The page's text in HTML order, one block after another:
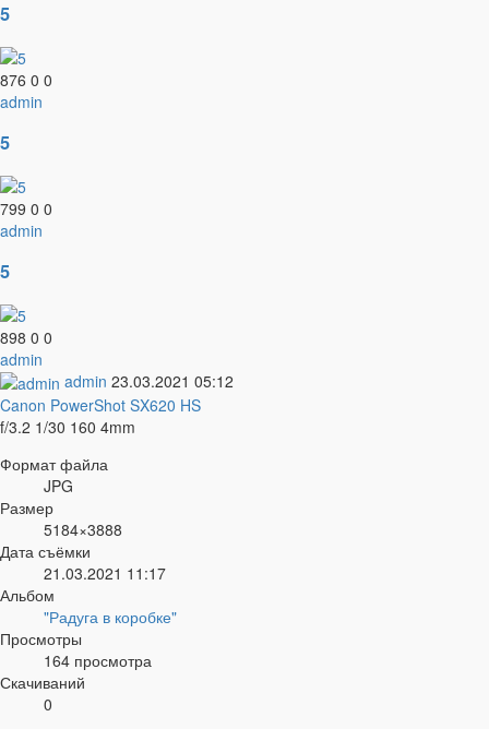
5
876 0 0
admin
5
799 0 0
admin
5
898 0 0
admin
admin 23.03.2021 05:12
Canon PowerShot SX620 HS
f/3.2 1/30 160 4mm
Формат файла
JPG
Размер
5184×3888
Дата съёмки
21.03.2021 11:17
Альбом
"Радуга в коробке"
Просмотры
164 просмотра
Скачиваний
0